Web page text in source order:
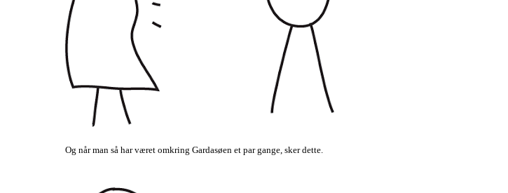
Og når man så har været omkring Gardasøen et par gange, sker dette.